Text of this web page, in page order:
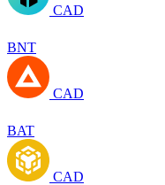
CAD
BNT
CAD
BAT
CAD